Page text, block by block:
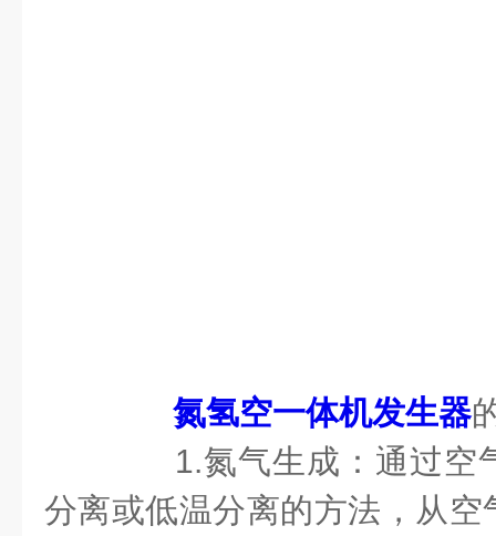
氮氢空一体机发生器
1.氮气生成：通过空
分离或低温分离的方法，从